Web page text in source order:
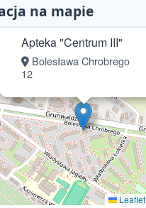
na mapie
Apteka "Centrum III"
Bolesława Chrobrego
12
Leaflet